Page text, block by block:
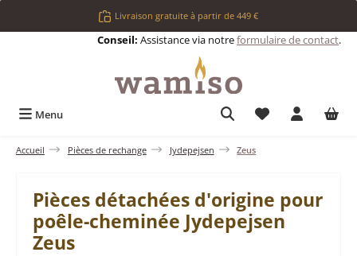
Passer au contenu principalLivraison gratuite à partir de 449 €
Conseil: Assistance via notreformulaire de contact.
Menu Vous avez 0
Accueil Pièces de rechange Jydepejsen Zeus
Pièces détachées d'origine pour
poêle-cheminée Jydepejsen
Zeus